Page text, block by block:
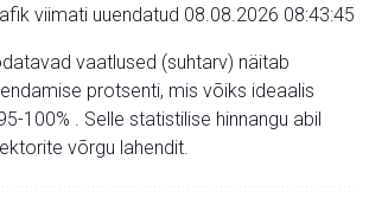
viimati uuendatud 08.08.2026 08:43:45
vaatlused (suhtarv) näitab
protsenti, mis võiks ideaalis
100% . Selle statistilise hinnangu abil
võrgu lahendit.